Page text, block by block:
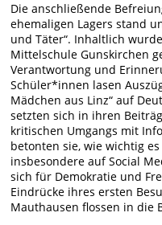
Die anschließende
ehemaligen Lagers stand
und Täter“. Inhaltlich
Mittelschule Gunskirchen
Verantwortung und
Schüler*innen lasen
Mädchen aus Linz“ auf
setzten sich in ihren
kritischen Umgangs mit
betonten sie, wie wichtig
insbesondere auf Social
sich für Demokratie und
Eindrücke ihres ersten
Mauthausen flossen in die